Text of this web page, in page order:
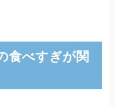
食べすぎが関